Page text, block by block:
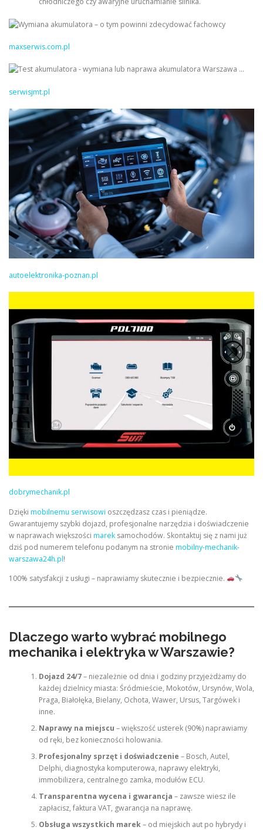
maxserwis.com.pl
serwisjmt.pl
autoelektronika-poznan.pl
dobrymechanik.pl
Dzięki mobilnemu serwisowi oszczędzasz czas i pieniądze.
Gwarantujemy szybki dojazd, profesjonalne narzędzia i doświadczenie
w naprawach większości marek samochodów. Skontaktuj się z nami już
dziś pod numerem telefonu podanym na stronie mobilny-mechanik-
warszawa24h.pl!
100% satysfakcji z usługi – naprawiamy skutecznie i bezpiecznie.
Dlaczego warto wybrać mobilnego
mechanika i elektryka w Warszawie?
Dojazd 24/7– niezależnie od dnia i godziny przyjeżdżamy do
każdej dzielnicy miasta: Śródmieście, Mokotów, Ursynów, Wola,
Praga, Białołęka, Bielany, Ochota, Wawer, Ursus, Targówek i
inne.
Naprawy na miejscu – większość usterek (90%) naprawiamy
od ręki, bez konieczności holowania.
Profesjonalny sprzęt i doświadczenie – Bosch, Autel,
Delphi, diagnostyka komputerowa, naprawy elektryki,
immobilizera, centralnego zamka, modułów ECU.
Transparentna wycena i gwarancja – zawsze wiesz ile
zapłacisz, faktura VAT, gwarancja na naprawę.
Obsługa wszystkich marek– od miejskich aut po hybrydy i